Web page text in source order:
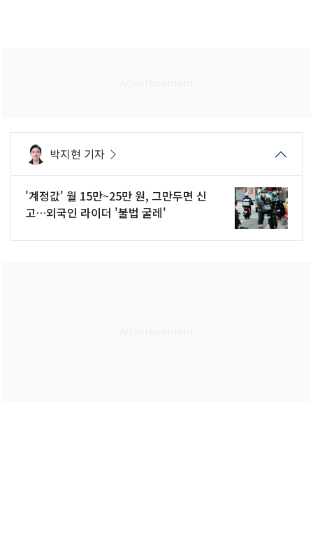
박지현 기자
'계정값' 월 15만~25만 원, 그만두면 신
고…외국인 라이더 '불법 굴레'